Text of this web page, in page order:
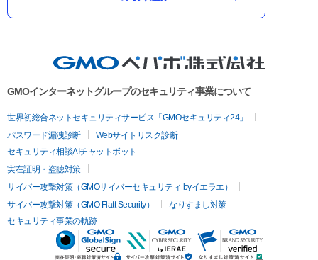
GMOインターネットグループのセキュリティ事業について
世界初総合ネットセキュリティサービス「GMOセキュリティ24」
パスワード漏洩診断
Webサイトリスク診断
セキュリティ相談AIチャットボット
実在証明・盗聴対策
サイバー攻撃対策（GMOサイバーセキュリティ byイエラエ）
サイバー攻撃対策（GMO Flatt Security）
なりすまし対策
セキュリティ事業の軌跡